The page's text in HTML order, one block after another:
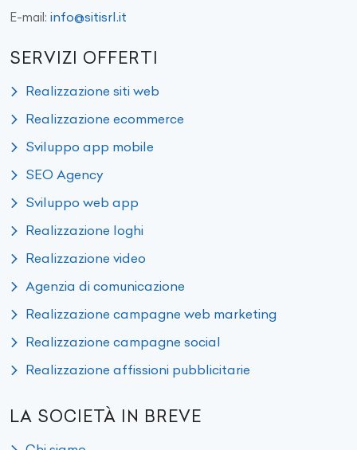
E-mail: info@sitisrl.it
SERVIZI OFFERTI
Realizzazione siti web
Realizzazione ecommerce
Sviluppo app mobile
SEO Agency
Sviluppo web app
Realizzazione loghi
Realizzazione video
Agenzia di comunicazione
Realizzazione campagne web marketing
Realizzazione campagne social
Realizzazione affissioni pubblicitarie
LA SOCIETÀ IN BREVE